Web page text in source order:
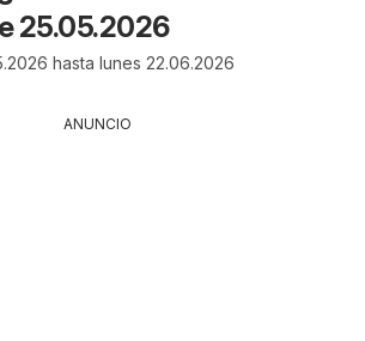
25.05.2026
hasta lunes 22.06.2026
ANUNCIO